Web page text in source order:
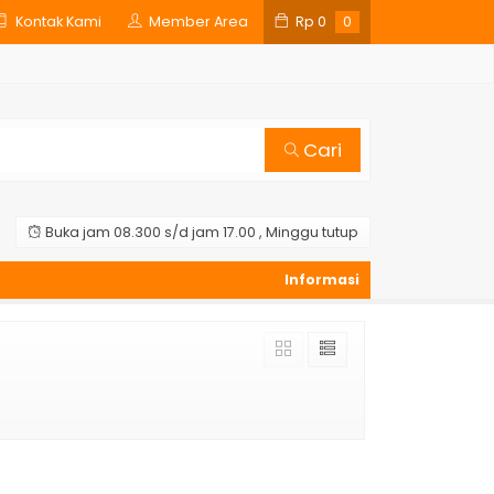
Kontak Kami Member Area Rp 0 0
Cari
Buka jam 08.300 s/d jam 17.00 , Minggu tutup